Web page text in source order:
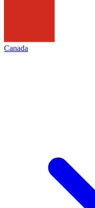
Canada